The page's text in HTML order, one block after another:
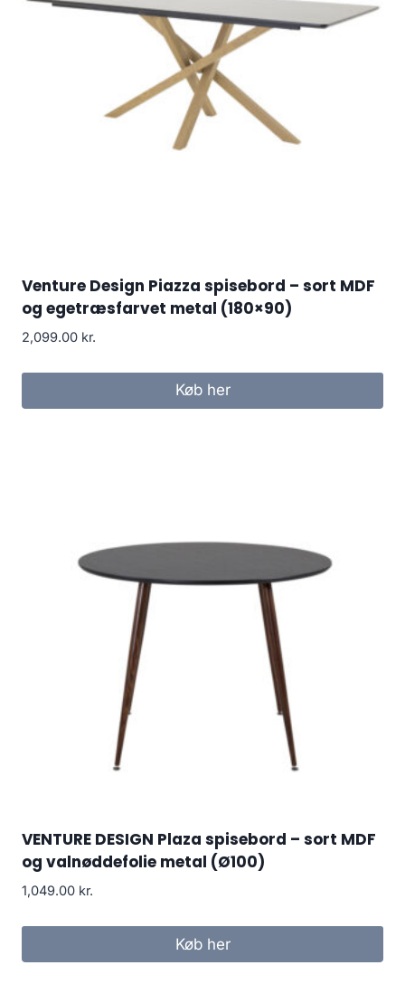
Venture Design Piazza spisebord – sort MDF
og egetræsfarvet metal (180×90)
2,099.00 kr.
Køb her
VENTURE DESIGN Plaza spisebord – sort MDF
og valnøddefolie metal (Ø100)
1,049.00 kr.
Køb her